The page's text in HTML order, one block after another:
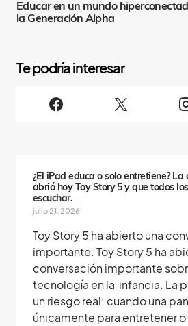
Educar en un mundo
la Generación Alpha
S
¿El iPad educa o solo entretiene? La
abrió hoy Toy Story 5 y que todos
escuchar.
julio 21, 2026
Toy Story 5 ha abierto una
importante. Toy Story 5 ha
conversación importante
tecnología en la infancia. La
un riesgo real: cuando una
únicamente para entretener